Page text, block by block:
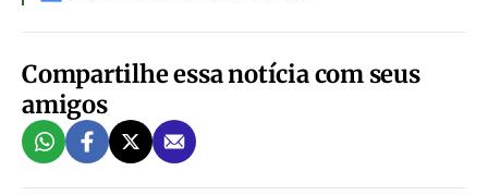
Compartilhe essa notícia com seus
amigos